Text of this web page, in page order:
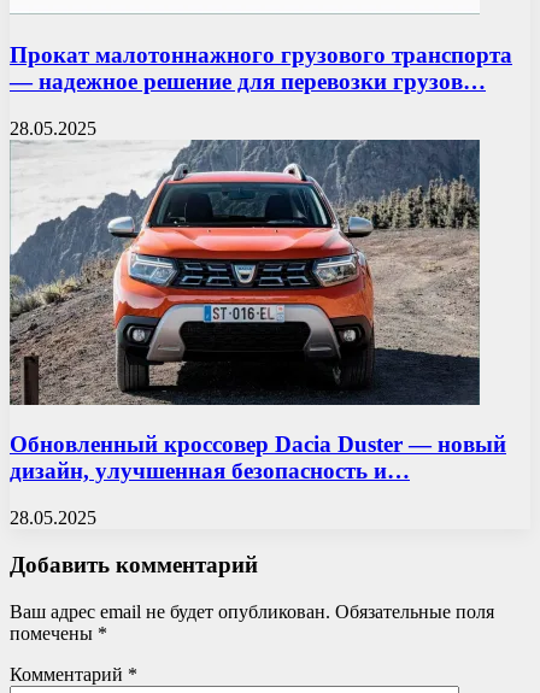
Прокат малотоннажного грузового транспорта
— надежное решение для перевозки грузов…
28.05.2025
Обновленный кроссовер Dacia Duster — новый
дизайн, улучшенная безопасность и…
28.05.2025
Добавить комментарий
Ваш адрес email не будет опубликован. Обязательные поля
помечены *
Комментарий *